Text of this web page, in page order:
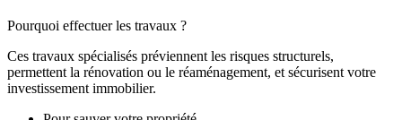
Pourquoi effectuer les travaux ?
Ces travaux spécialisés préviennent les risques structurels,
permettent la rénovation ou le réaménagement, et sécurisent votre
investissement immobilier.